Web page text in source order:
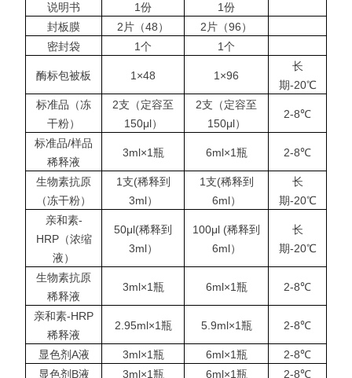
说明书
1份
1份
封板膜
2片（48）
2片（96）
密封袋
1个 1个
酶标包被板 1×48 1×96
长
期-20℃
标准品（冻
干粉）
2支（定容至
150μl）
2支（定容至
150μl）
2-8℃
标准品/样品
稀释液
3ml×1瓶 6ml×1瓶 2-8℃
生物素抗原
（冻干粉）
1支(稀释到
3ml）
1支(稀释到
6ml）
长
期-20℃
亲和素-
HRP（浓缩
液）
50μl(稀释到
3ml）
100μl (稀释到
6ml）
长
期-20℃
生物素抗原
稀释液
3ml×1瓶 6ml×1瓶 2-8℃
亲和素-HRP
稀释液
2.95ml×1瓶 5.9ml×1瓶 2-8℃
显色剂A液 3ml×1瓶 6ml×1瓶
2-8℃
显色剂B液
3ml×1瓶 6ml×1瓶
2-8℃